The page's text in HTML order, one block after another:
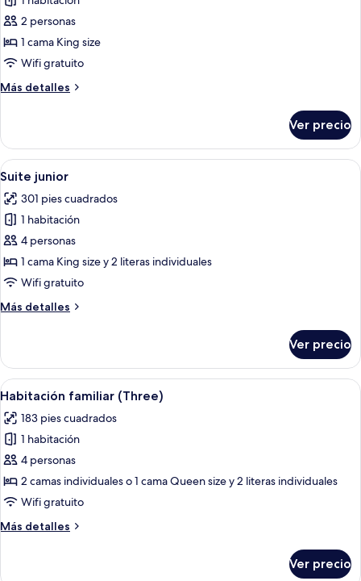
de
Suite
(Presidential)
2 personas
1 cama King size
Wifi gratuito
Más detalles
Más
(Presidential)
Ver precio
Abrir
todas
las
fotos
de
Suite
junior
Una habitación de hotel moderna
4
Suite junior
301 pies cuadrados
1 habitación
4 personas
1 cama King size y 2 literas individuales
Wifi gratuito
Más detalles
Más
junior
Ver precio
Abrir
todas
las
fotos
de
Habitación
familiar
Una habitación de hotel con literas,
4
Habitación familiar (Three)
183 pies cuadrados
1 habitación
4 personas
2 camas individuales o 1 cama Queen size y 2 literas individuales
Wifi gratuito
Más detalles
Más
Ver precio